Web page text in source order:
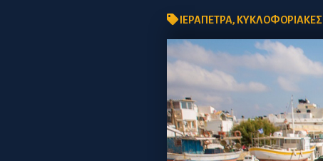
ΙΕΡΑΠΕΤΡΑ, ΚΥΚΛΟΦΟΡΙΑΚΕΣ